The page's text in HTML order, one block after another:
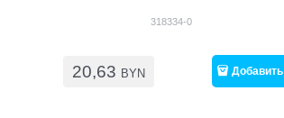
318334-0
20,63 BYN Добавить